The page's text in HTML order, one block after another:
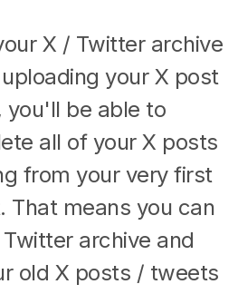
X / Twitter archive
your X post
be able to
all of your X posts
from your very first
That means you can
archive and
old X posts / tweets